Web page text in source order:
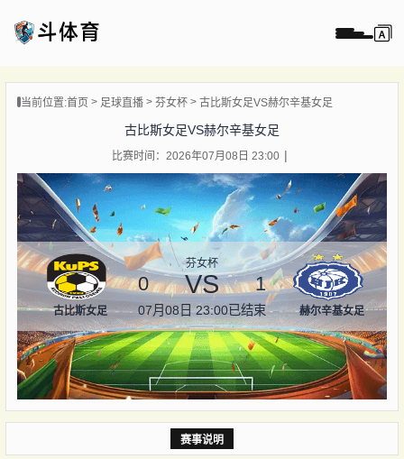
播
像
闻
当前位置:首页 足球直播 芬女杯 古比斯女足VS赫尔辛基女足
古比斯女足VS赫尔辛基女足
比赛时间：2026年07月08日 23:00
古比斯女足
芬女杯
0 VS 1
07月08日 23:00已结束 赫尔辛基女足
赛事说明